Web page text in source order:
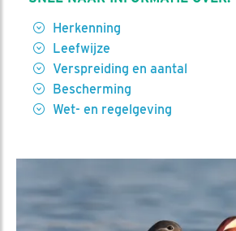
Herkenning
Leefwijze
Verspreiding en aantal
Bescherming
Wet- en regelgeving